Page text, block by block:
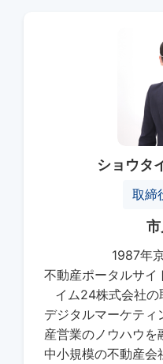
ショウタ
取締
1987年
不動産ポータルサイ
イム24株式会社の
デジタルマーケティ
産営業のノウハウを
中小規模の不動産会